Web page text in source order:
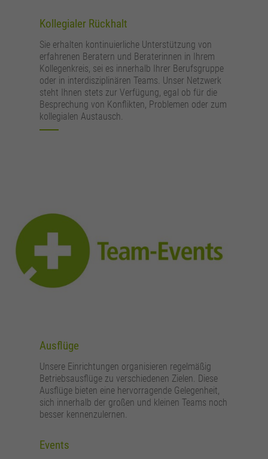
Kollegialer Rückhalt
Sie erhalten kontinuierliche Unterstützung von
erfahrenen Beratern und Beraterinnen in Ihrem
Kollegenkreis, sei es innerhalb Ihrer Berufsgruppe
oder in interdisziplinären Teams. Unser Netzwerk
steht Ihnen stets zur Verfügung, egal ob für die
Besprechung von Konflikten, Problemen oder zum
kollegialen Austausch.
Ausflüge
Unsere Einrichtungen organisieren regelmäßig
Betriebsausflüge zu verschiedenen Zielen. Diese
Ausflüge bieten eine hervorragende Gelegenheit,
sich innerhalb der großen und kleinen Teams noch
besser kennenzulernen.
Events